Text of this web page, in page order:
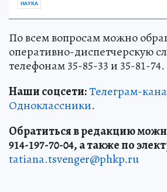
НАУКА
По всем вопросам можно
оперативно-диспетчерскую
телефонам 35-85-33 и 35-81-74.
Наши соцсети:Телеграм-
Одноклассники.
Обратиться в редакцию
914-197-70-04, а также по
tatiana.tsvenger@phkp.ru